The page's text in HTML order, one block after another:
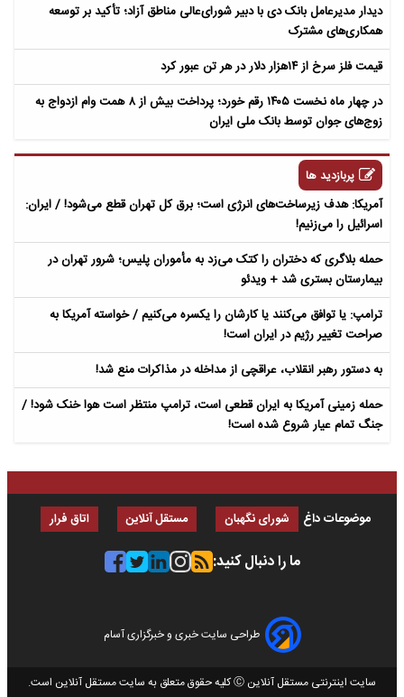
دیدار مدیرعامل بانک دی با دبیر شورای‌عالی مناطق آزاد؛ تأکید بر توسعه
همکاری‌های مشترک
قیمت فلز سرخ از ۱۴هزار دلار در هر تن عبور کرد
در چهار ماه نخست ۱۴۰۵ رقم خورد؛ پرداخت بیش از ۸ همت وام ازدواج به
زوج‌های جوان توسط بانک ملی ایران
پربازدید ها
آمریکا: هدف زیرساخت‌های انرژی است؛ برق کل تهران قطع می‌شود! / ایران:
اسرائیل را می‌زنیم!
حمله بلاگری که دختران را کتک می‌زد به مأموران پلیس؛ شرور تهران در
بیمارستان بستری شد + ویدئو
ترامپ: یا توافق می‌کنند یا کارشان را یکسره می‌کنیم / خواسته آمریکا به
صراحت تغییر رژیم در ایران است!
به دستور رهبر انقلاب، عراقچی از مداخله در مذاکرات منع شد!
حمله زمینی آمریکا به ایران قطعی است، ترامپ منتظر است هوا خنک شود! /
جنگ تمام عیار شروع شده است!
موضوعات داغ شورای نگهبان مستقل آنلاین اتاق فرار
ما را دنبال کنید:
طراحی سایت خبری و خبرگزاری آسام
سایت اینترنتی مستقل آنلاین Ⓒ کلیه حقوق متعلق به سایت مستقل آنلاین است.